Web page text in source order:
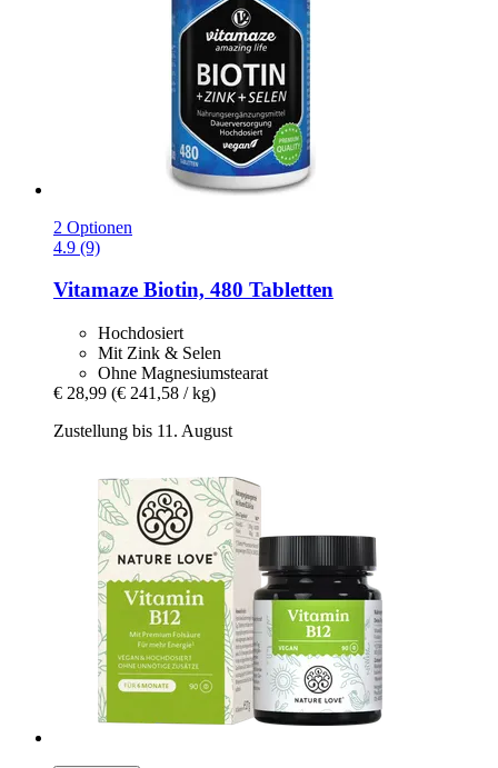
2 Optionen
4.9 (9)
Vitamaze Biotin, 480 Tabletten
Hochdosiert
Mit Zink & Selen
Ohne Magnesiumstearat
€ 28,99 (€ 241,58 / kg)
Zustellung bis 11. August